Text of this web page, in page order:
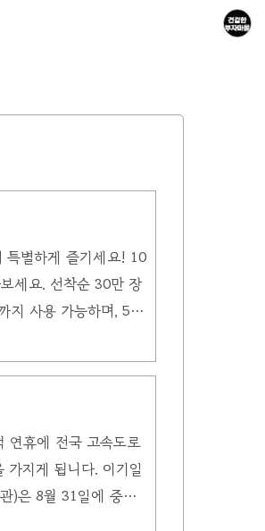
특별하게 즐기세요! 10
세요. 선착순 30만 장
지 사용 가능하며, 5만
하게 즐길 수 있습니
장'에 대한 모든 정보
기 숙박 쿠폰 60만장
연휴에 전국 고속도로
가지게 됩니다. 이기일
)은 8월 31일에 중대본